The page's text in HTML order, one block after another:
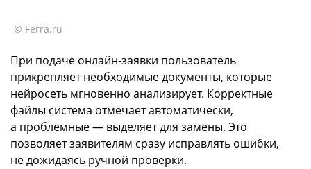
© Ferra.ru
При подаче онлайн-заявки пользователь
прикрепляет необходимые документы, которые
нейросеть мгновенно анализирует. Корректные
файлы система отмечает автоматически,
а проблемные — выделяет для замены. Это
позволяет заявителям сразу исправлять ошибки,
не дожидаясь ручной проверки.